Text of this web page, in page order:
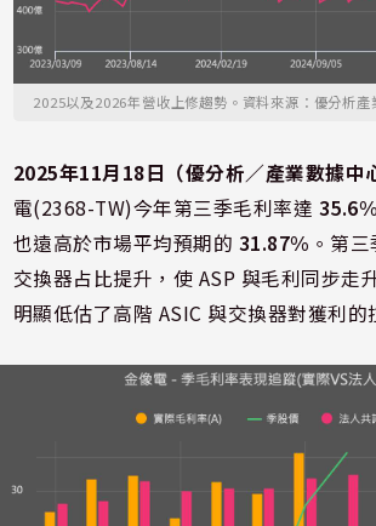
2025以及2026年營收上修趨勢。資料來源：優分析產
2025年11月18日（優分析／產業數據中
電(2368-TW)今年第三季毛利率達 35.6%
也遠高於市場平均預期的 31.87% 。第
交換器占比提升，使 ASP 與毛利同步走
明顯低估了高階 ASIC 與交換器對獲利的